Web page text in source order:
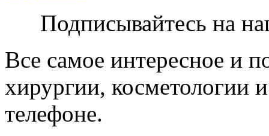
Подписывайтесь на
Все самое интересное и
хирургии, косметологии
телефоне.